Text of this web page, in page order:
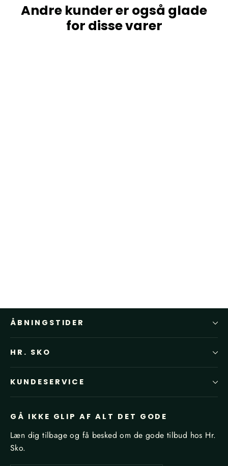
Andre kunder er også glade
for disse varer
ÅBNINGSTIDER
HR. SKO
KUNDESERVICE
GÅ IKKE GLIP AF ALT DET GODE
Læn dig tilbage og få besked om de gode tilbud hos Hr.
Sko.